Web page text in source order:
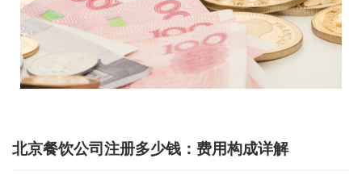
北京餐饮公司注册多少钱：费用构成详解